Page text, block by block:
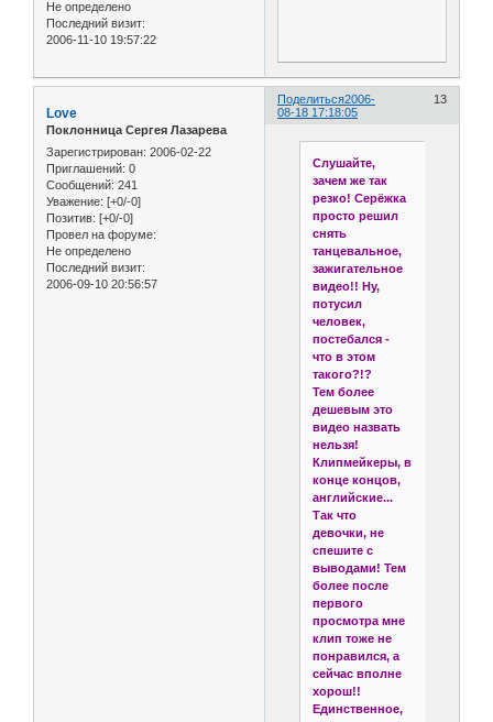
Не определено
Последний визит:
2006-11-10 19:57:22
Поделиться 13
2006-
08-18 17:18:05
Love
Поклонница Сергея Лазарева
Зарегистрирован: 2006-02-22
Приглашений: 0
Сообщений: 241
Уважение: [+0/-0]
Позитив: [+0/-0]
Провел на форуме:
Не определено
Последний визит:
2006-09-10 20:56:57
Слушайте,
зачем же так
резко! Серёжка
просто решил
снять
танцевальное,
зажигательное
видео!! Ну,
потусил
человек,
постебался -
что в этом
такого?!?
Тем более
дешевым это
видео назвать
нельзя!
Клипмейкеры, в
конце концов,
английские...
Так что
девочки, не
спешите с
выводами! Тем
более после
первого
просмотра мне
клип тоже не
понравился, а
сейчас вполне
хорош!!
Единственное,